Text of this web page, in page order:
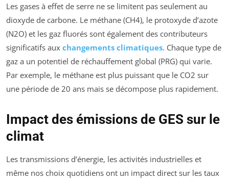
Les gases à effet de serre ne se limitent pas seulement au
dioxyde de carbone. Le méthane (CH4), le protoxyde d’azote
(N2O) et les gaz fluorés sont également des contributeurs
significatifs aux changements climatiques. Chaque type de
gaz a un potentiel de réchauffement global (PRG) qui varie.
Par exemple, le méthane est plus puissant que le CO2 sur
une période de 20 ans mais se décompose plus rapidement.
Impact des émissions de GES sur le
climat
Les transmissions d’énergie, les activités industrielles et
même nos choix quotidiens ont un impact direct sur les taux